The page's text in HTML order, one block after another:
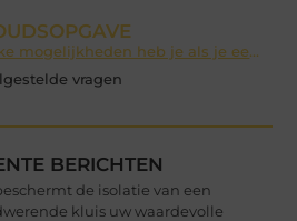
Welke mogelijkheden heb je als je een groot springkasteel wilt huren?
vragen
BERICHTEN
de isolatie van een
kluis uw waardevolle